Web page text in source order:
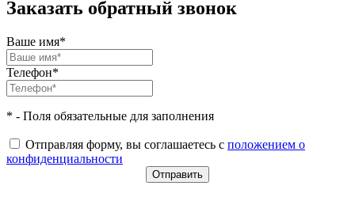
Заказать обратный звонок
Ваше имя*
Телефон*
* - Поля обязательные для заполнения
Отправляя форму, вы соглашаетесь с положением о
конфиденциальности